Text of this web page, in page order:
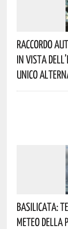
Raccordo
In Vista
Unico
Basilicata:
Meteo Della